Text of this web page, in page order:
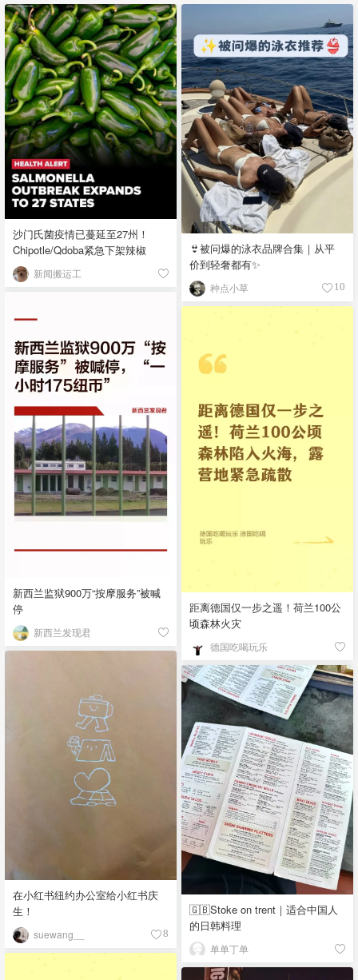
沙门氏菌疫情已蔓延至27州！
Chipotle/Qdoba紧急下架辣椒
新闻搬运工
👙被问爆的泳衣品牌合集｜从平
价到轻奢都有✨
种点小草 10
新西兰监狱900万“按摩服务”被喊
停
新西兰发现君
距离德国仅一步之遥！荷兰100公
顷森林火灾
德国吃喝玩乐
在小红书纽约办公室给小红书庆
生！
suewang__ 8
🇬🇧Stoke on trent｜适合中国人
的日韩料理
单单丁单